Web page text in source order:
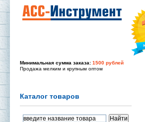
Минимальная сумма заказа: 1500 рублей
Продажа мелким и крупным оптом
Каталог товаров